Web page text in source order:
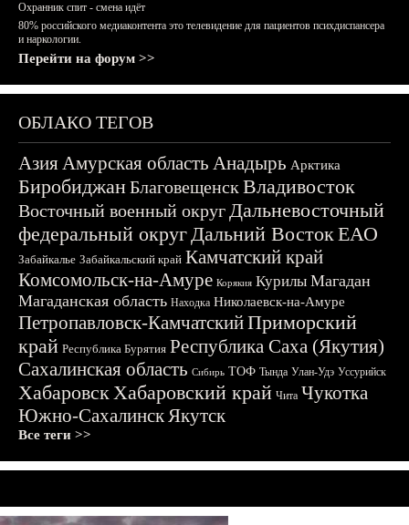
Охранник спит - смена идёт
80% российского медиаконтента это телевидение для пациентов психдиспансера
и наркологии.
Перейти на форум >>
ОБЛАКО ТЕГОВ
АзияАмурская область Анадырь Арктика
БиробиджанБлаговещенскВладивосток
Восточный военный округДальневосточный
федеральный округДальний ВостокЕАО
Забайкалье Забайкальский край Камчатский край
Комсомольск-на-Амуре Корякия Курилы Магадан
Магаданская область Находка Николаевск-на-Амуре
Петропавловск-КамчатскийПриморский
край Республика Бурятия Республика Саха (Якутия)
Сахалинская область Сибирь ТОФ Тында Улан-Удэ Уссурийск
ХабаровскХабаровский край Чита Чукотка
Южно-СахалинскЯкутск
Все теги >>